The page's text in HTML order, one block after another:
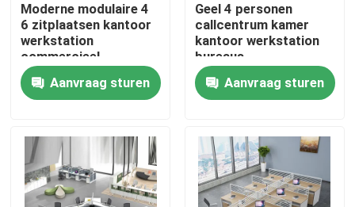
Thuis
Producten
Over ons
Moderne modulaire 4
6 zitplaatsen kantoor
werkstation
commercieel
personeel kantoor
bureau met privacy
scherm
Aanvraag sturen
Geel 4 personen
callcentrum kamer
kantoor werkstation
bureaus
Aanvraag sturen